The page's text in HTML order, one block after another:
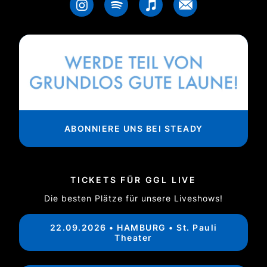
ABONNIERE UNS BEI STEADY
TICKETS FÜR GGL LIVE
Die besten Plätze für unsere Liveshows!
22.09.2026 • HAMBURG • St. Pauli
Theater